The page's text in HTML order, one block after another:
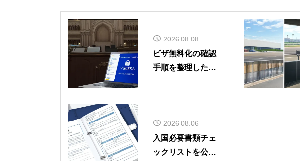
2026.08.08
ビザ無料化の確認
手順を整理した記
2026.08.06
入国必要書類チェ
ックリストを公開